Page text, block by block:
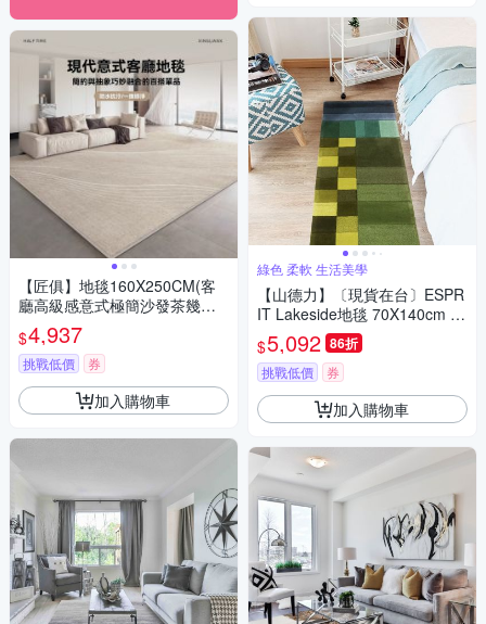
【匠俱】地毯160X250CM(客
廳高級感意式極簡沙發茶幾地
毯 加厚免洗耐臟地墊)
$4,937
挑戰低價 券
加入購物車
綠色 柔軟 生活美學
【山德力】〔現貨在台〕ESPR
IT Lakeside地毯 70X140cm 春
意
$5,092 86折
挑戰低價 券
加入購物車